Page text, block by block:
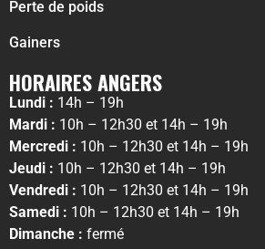
Perte de poids
Gainers
HORAIRES ANGERS
Lundi : 14h – 19h
Mardi : 10h – 12h30 et 14h – 19h
Mercredi : 10h – 12h30 et 14h – 19h
Jeudi : 10h – 12h30 et 14h – 19h
Vendredi : 10h – 12h30 et 14h – 19h
Samedi : 10h – 12h30 et 14h – 19h
Dimanche : fermé